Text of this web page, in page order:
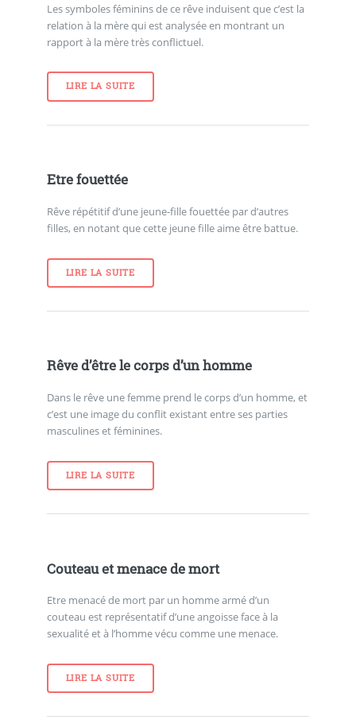
Les symboles féminins de ce rêve induisent que c’est la
relation à la mère qui est analysée en montrant un
rapport à la mère très conflictuel.
LIRE LA SUITE
Etre fouettée
Rêve répétitif d’une jeune-fille fouettée par d’autres
filles, en notant que cette jeune fille aime être battue.
LIRE LA SUITE
Rêve d’être le corps d’un homme
Dans le rêve une femme prend le corps d’un homme, et
c’est une image du conflit existant entre ses parties
masculines et féminines.
LIRE LA SUITE
Couteau et menace de mort
Etre menacé de mort par un homme armé d’un
couteau est représentatif d’une angoisse face à la
sexualité et à l’homme vécu comme une menace.
LIRE LA SUITE